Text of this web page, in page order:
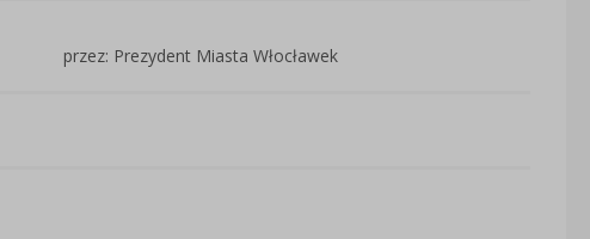
przez: Prezydent Miasta Włocławek